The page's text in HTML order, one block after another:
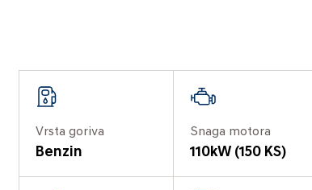
Vrsta goriva
Benzin
Snaga motora
110kW (150 KS)